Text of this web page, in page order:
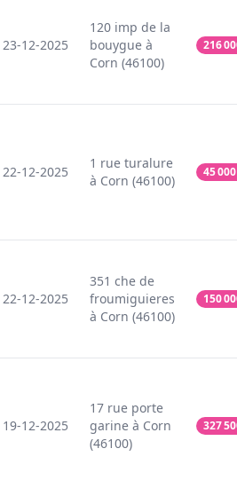
23-12-2025
120 imp de la
bouygue à
Corn (46100)
216
22-12-2025
1 rue turalure
à Corn (46100)
45 000
22-12-2025
351 che de
froumiguieres
à Corn (46100)
150
19-12-2025
17 rue porte
garine à Corn
(46100)
327